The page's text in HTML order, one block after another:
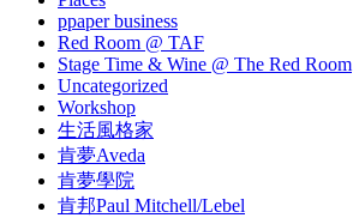
ppaper business
Red Room @ TAF
Stage Time & Wine @ The Red Room
Uncategorized
Workshop
生活風格家
肯夢Aveda
肯夢學院
肯邦Paul Mitchell/Lebel